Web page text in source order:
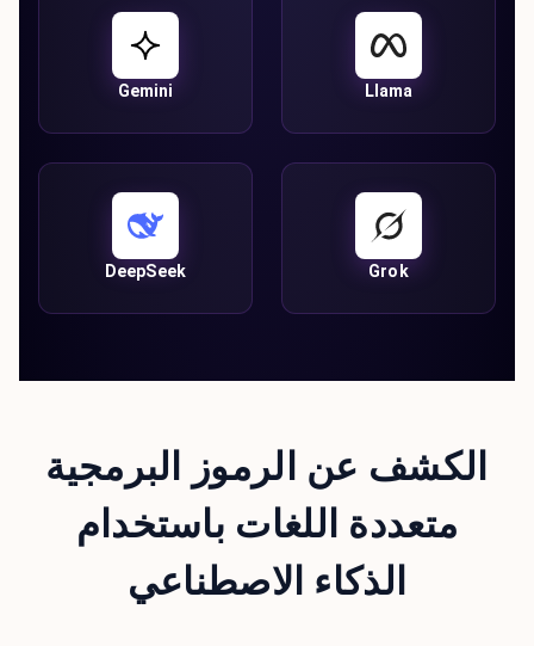
Gemini Llama
DeepSeek Grok
الكشف عن الرموز البرمجية
متعددة اللغات باستخدام
الذكاء الاصطناعي